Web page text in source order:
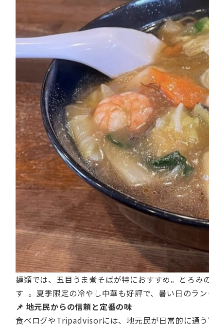
麺類では、五目うま煮そばが特におすすめ。とろ
す 。夏季限定の冷やし中華も好評で、暑い日のラ
📌 地元民からの信頼と定番の味
食べログやTripadvisorには、地元民が日常的に通う